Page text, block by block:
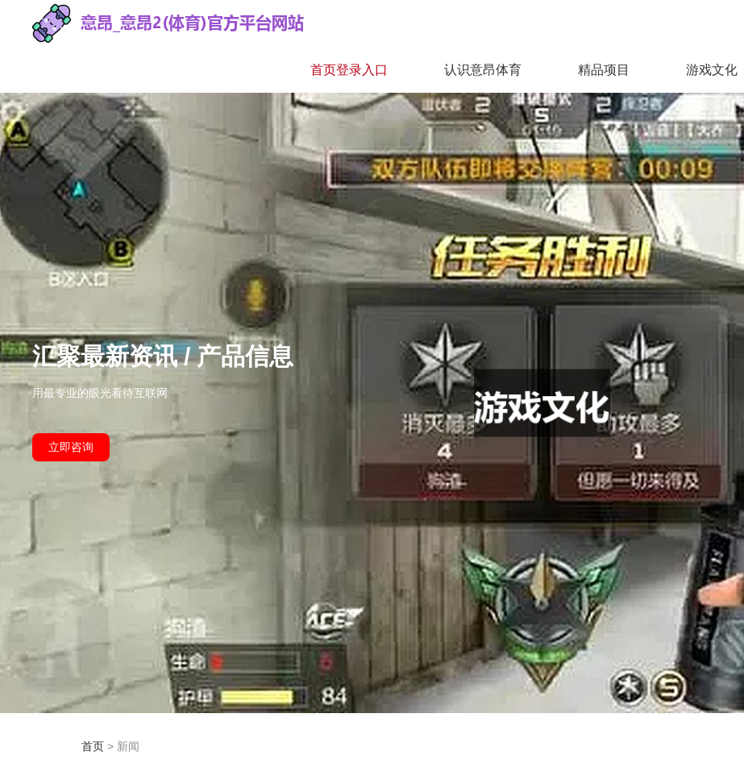
首页登录入口 认识意昂体育 精品项目 游戏文化
汇聚最新资讯 / 产品信息
用最专业的眼光看待互联网
立即咨询
首页> 新闻